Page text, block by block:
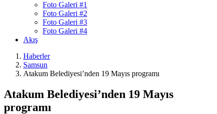
Foto Galeri #1
Foto Galeri #2
Foto Galeri #3
Foto Galeri #4
Akış
Haberler
Samsun
Atakum Belediyesi’nden 19 Mayıs programı
Atakum Belediyesi’nden 19 Mayıs
programı